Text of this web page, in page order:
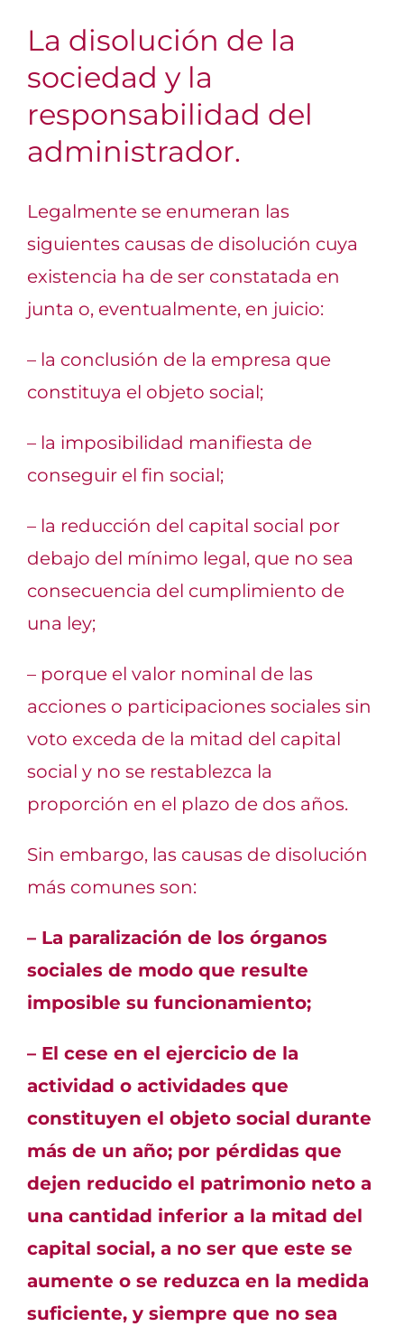
La disolución de la
sociedad y la
responsabilidad del
administrador.
Legalmente se enumeran las
siguientes causas de disolución cuya
existencia ha de ser constatada en
junta o, eventualmente, en juicio:
– la conclusión de la empresa que
constituya el objeto social;
– la imposibilidad manifiesta de
conseguir el fin social;
– la reducción del capital social por
debajo del mínimo legal, que no sea
consecuencia del cumplimiento de
una ley;
– porque el valor nominal de las
acciones o participaciones sociales sin
voto exceda de la mitad del capital
social y no se restablezca la
proporción en el plazo de dos años.
Sin embargo, las causas de disolución
más comunes son:
– La paralización de los órganos
sociales de modo que resulte
imposible su funcionamiento;
– El cese en el ejercicio de la
actividad o actividades que
constituyen el objeto social durante
más de un año; por pérdidas que
dejen reducido el patrimonio neto a
una cantidad inferior a la mitad del
capital social, a no ser que este se
aumente o se reduzca en la medida
suficiente, y siempre que no sea